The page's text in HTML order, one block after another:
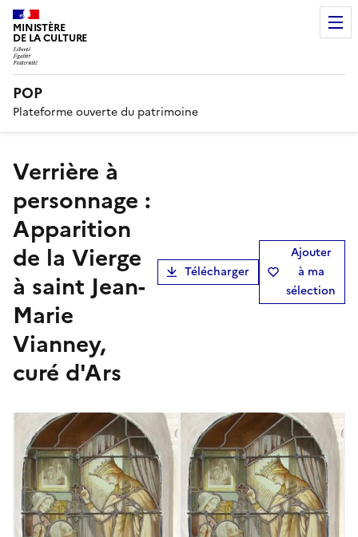
MINISTÈRE
DE LA CULTURE
POP
Plateforme ouverte du patrimoine
Verrière à
personnage :
Apparition
de la Vierge
à saint Jean-
Marie
Vianney,
curé d'Ars
Télécharger
Ajouter
à ma
sélection